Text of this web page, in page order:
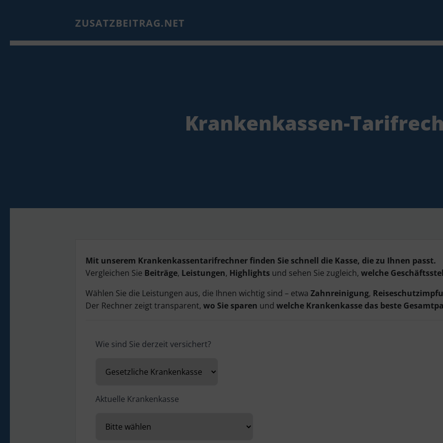
ZUSATZBEITRAG.NET
Krankenkassen-
Mit unserem Krankenkassentarifrechner finden Sie schnell die Kasse, die zu Ihnen passt.
Vergleichen Sie Beiträge, Leistungen, Highlights und sehen Sie zugleich, welche
Wählen Sie die Leistungen aus, die Ihnen wichtig sind – etwa Zahnreinigung,
Der Rechner zeigt transparent, wo Sie sparen und welche Krankenkasse das beste
Wie sind Sie derzeit versichert?
Aktuelle Krankenkasse